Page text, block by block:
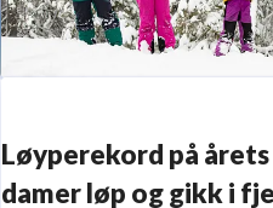
Løyperekord på
damer løp og gikk i